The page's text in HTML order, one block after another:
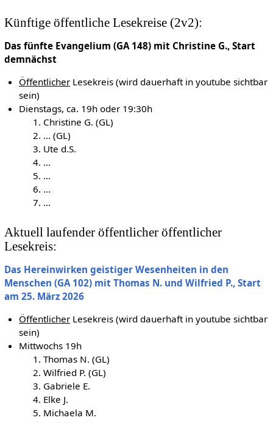
Künftige öffentliche Lesekreise (2v2):
Das fünfte Evangelium (GA 148) mit Christine G., Start
demnächst
Öffentlicher Lesekreis (wird dauerhaft in youtube sichtbar
sein)
Dienstags, ca. 19h oder 19:30h
Christine G. (GL)
... (GL)
Ute d.S.
...
...
...
...
Aktuell laufender öffentlicher öffentlicher
Lesekreis:
Das Hereinwirken geistiger Wesenheiten in den
Menschen (GA 102) mit Thomas N. und Wilfried P., Start
am 25. März 2026
Öffentlicher Lesekreis (wird dauerhaft in youtube sichtbar
sein)
Mittwochs 19h
Thomas N. (GL)
Wilfried P. (GL)
Gabriele E.
Elke J.
Michaela M.